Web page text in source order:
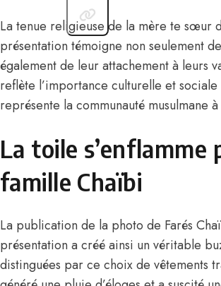
La tenue religieuse de la mère te sœur
présentation témoigne non seulement
également de leur attachement à leurs
reflète l’importance culturelle et
représente la communauté musulmane à
La toile s’enflamme
famille Chaïbi
La publication de la photo de Farés
présentation a créé ainsi un véritable
distinguées par ce choix de vêtements